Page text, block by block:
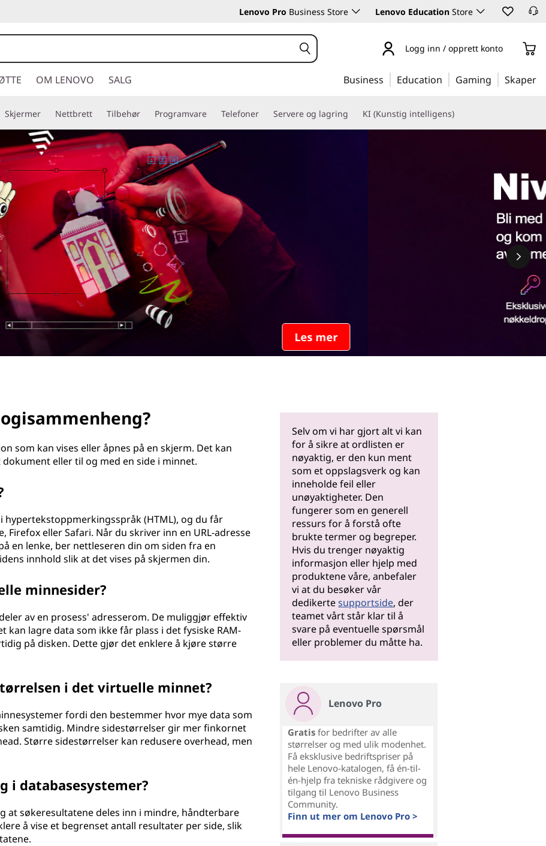
Lenovo Pro Business Store Lenovo Education Store
Logg inn / opprett konto
OM LENOVO SALG Business Education Gaming Skaper
Skjermer Nettbrett Tilbehør Programvare Telefoner Servere og lagring KI (Kunstig intelligens)
som kan vises eller åpnes på en skjerm. Det kan
eller til og med en side i minnet.
(HTML), og du får
eller Safari. Når du skriver inn en URL-adresse
en lenke, ber nettleseren din om siden fra en
innhold slik at det vises på skjermen din.
minnesider?
av en prosess' adresserom. De muliggjør effektiv
lagre data som ikke får plass i det fysiske RAM-
på disken. Dette gjør det enklere å kjøre større
i det virtuelle minnet?
fordi den bestemmer hvor mye data som
samtidig. Mindre sidestørrelser gir mer finkornet
Større sidestørrelser kan redusere overhead, men
i databasesystemer?
at søkeresultatene deles inn i mindre, håndterbare
å vise et begrenset antall resultater per side, slik
Selv om vi har gjort alt vi kan
for å sikre at ordlisten er
nøyaktig, er den kun ment
som et oppslagsverk og kan
inneholde feil eller
unøyaktigheter. Den
fungerer som en generell
ressurs for å forstå ofte
brukte termer og begreper.
Hvis du trenger nøyaktig
informasjon eller hjelp med
produktene våre, anbefaler
vi at du besøker vår
dedikertesupportside, der
teamet vårt står klar til å
svare på eventuelle spørsmål
eller problemer du måtte ha.
Lenovo Pro
Gratis for bedrifter av alle
størrelser og med ulik modenhet.
Få eksklusive bedriftspriser på
hele Lenovo-katalogen, få én-til-
én-hjelp fra tekniske rådgivere og
tilgang til Lenovo Business
Community.
Finn ut mer om Lenovo Pro >